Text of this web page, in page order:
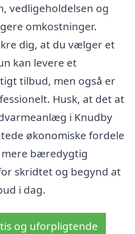
vedligeholdelsen og
omkostninger.
dig, at du vælger et
kan levere et
tilbud, men også er
Husk, at det at
i Knudby
økonomiske fordele
bæredygtig
skridtet og begynd at
i dag.
og uforpligtende